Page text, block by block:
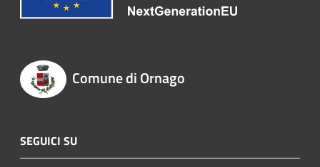
Comune di Ornago
SEGUICI SU